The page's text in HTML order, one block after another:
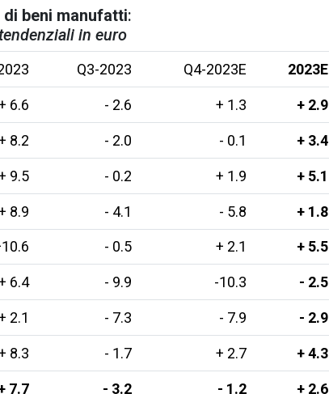
beni manufatti:
in euro
Q3-2023 Q4-2023E 2023E
6.6 - 2.6 + 1.3 + 2.9
8.2 - 2.0 - 0.1 + 3.4
9.5 - 0.2 + 1.9 + 5.1
8.9 - 4.1 - 5.8 + 1.8
- 0.5 + 2.1 + 5.5
6.4 - 9.9 -10.3 - 2.5
2.1 - 7.3 - 7.9 - 2.9
8.3 - 1.7 + 2.7 + 4.3
7.7 - 3.2 - 1.2 + 2.6